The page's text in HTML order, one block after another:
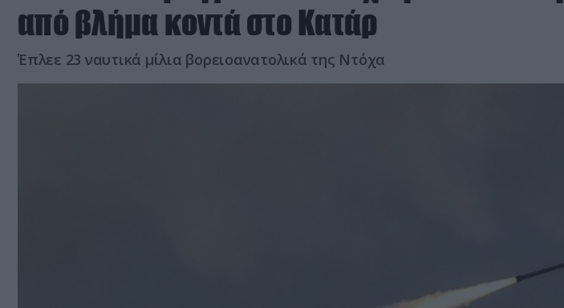
από βλήμα κοντά στο Κατάρ
Έπλεε 23 ναυτικά μίλια βορειοανατολικά της Ντόχα